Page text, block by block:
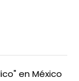
en México